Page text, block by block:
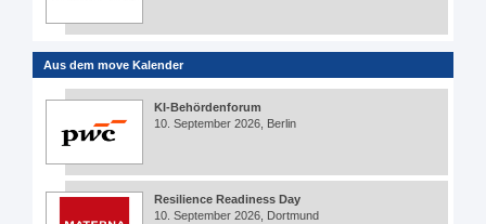
Aus dem move Kalender
KI-Behördenforum
10. September 2026, Berlin
Resilience Readiness Day
10. September 2026, Dortmund